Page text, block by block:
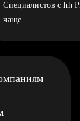
Специалистов с hh
чаще